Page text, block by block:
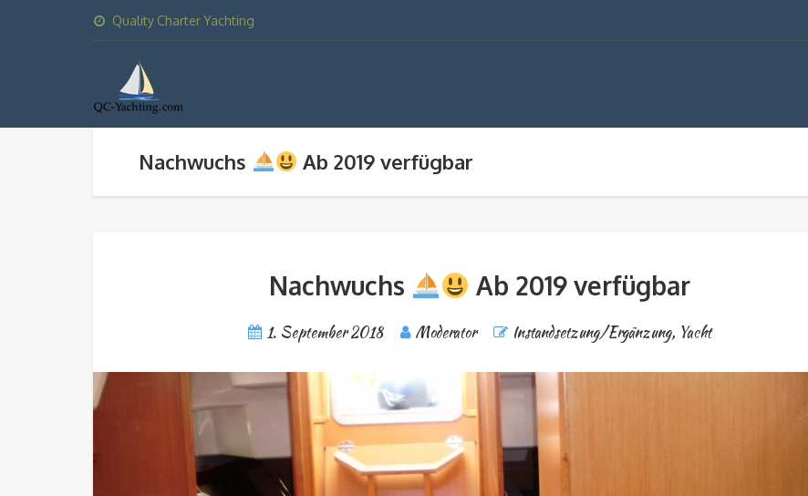
Quality Charter Yachting
Nachwuchs Ab 2019 verfügbar
Nachwuchs Ab 2019 verfügbar
1. September 2018 Moderator Instandsetzung/Ergänzung, Yacht